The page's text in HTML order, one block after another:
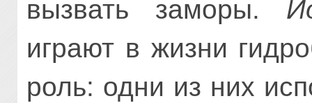
вызвать заморы.
играют в жизни
роль: одни из них